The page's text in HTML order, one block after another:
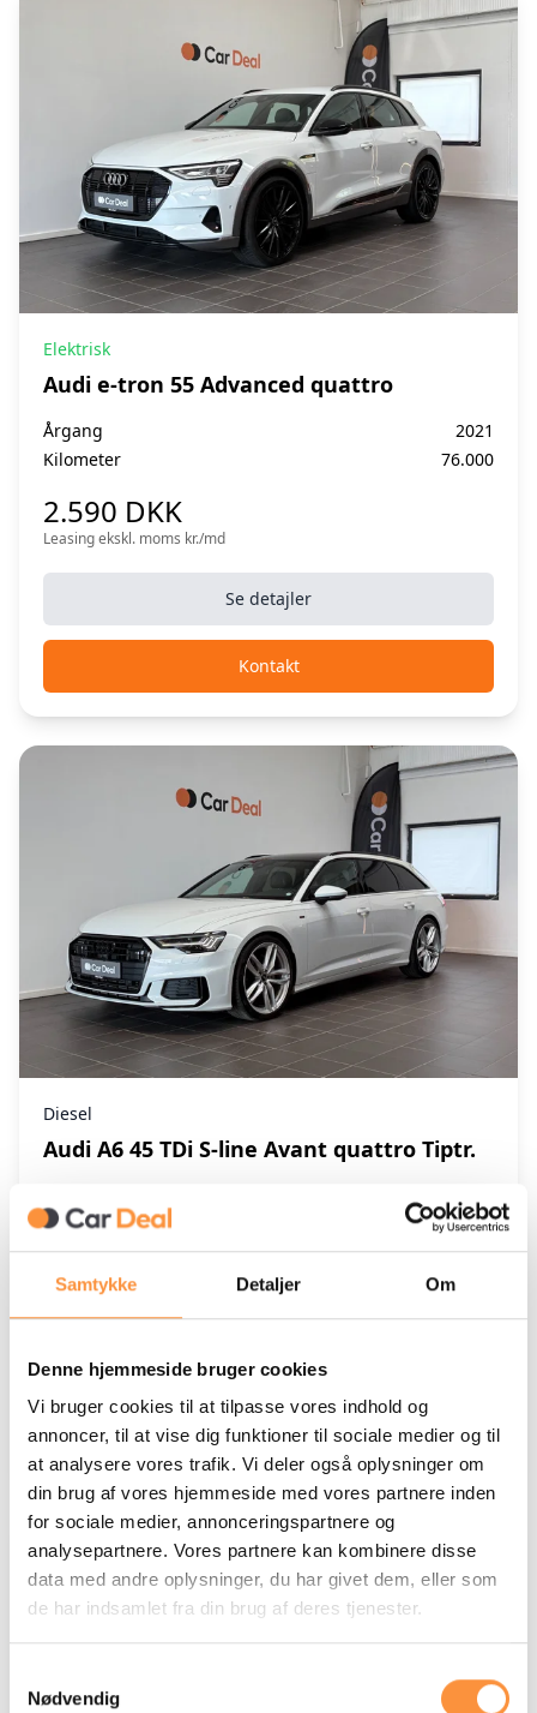
Samtykke Detaljer Om
Denne hjemmeside bruger cookies
Vi bruger cookies til at tilpasse vores indhold og
annoncer, til at vise dig funktioner til sociale medier og til
at analysere vores trafik. Vi deler også oplysninger om
din brug af vores hjemmeside med vores partnere inden
for sociale medier, annonceringspartnere og
analysepartnere. Vores partnere kan kombinere disse
data med andre oplysninger, du har givet dem, eller som
de har indsamlet fra din brug af deres tjenester.
Nødvendig
Elektrisk
Audi e-tron 55 Advanced quattro
Årgang
2021
Kilometer
76.000
2.590 DKK
Leasing ekskl. moms kr./md
Se detajler
Kontakt
Diesel
Audi A6 45 TDi S-line Avant quattro Tiptr.
Kilometer
162.000
3.199 DKK
Se detajler
Kontakt